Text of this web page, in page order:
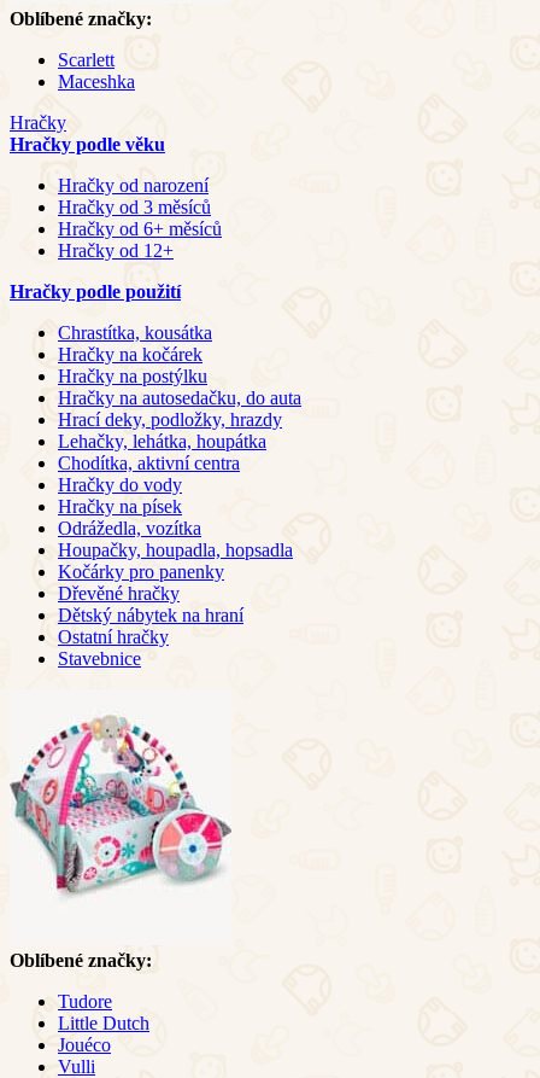
Oblíbené značky:
Scarlett
Maceshka
Hračky
Hračky podle věku
Hračky od narození
Hračky od 3 měsíců
Hračky od 6+ měsíců
Hračky od 12+
Hračky podle použití
Chrastítka, kousátka
Hračky na kočárek
Hračky na postýlku
Hračky na autosedačku, do auta
Hrací deky, podložky, hrazdy
Lehačky, lehátka, houpátka
Chodítka, aktivní centra
Hračky do vody
Hračky na písek
Odrážedla, vozítka
Houpačky, houpadla, hopsadla
Kočárky pro panenky
Dřevěné hračky
Dětský nábytek na hraní
Ostatní hračky
Stavebnice
Oblíbené značky:
Tudore
Little Dutch
Jouéco
Vulli